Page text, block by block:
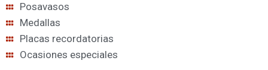
Posavasos
Medallas
Placas recordatorias
Ocasiones especiales